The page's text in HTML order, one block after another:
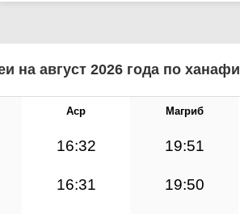
на август 2026 года по ханафи
Аср Магриб
16:32 19:51
16:31 19:50